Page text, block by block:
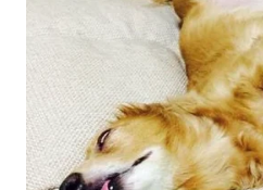
WN
SURABAYA
WN
NATUNA